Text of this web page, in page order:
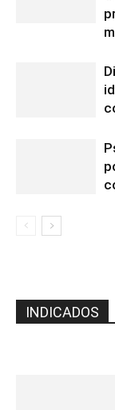
INDICADOS